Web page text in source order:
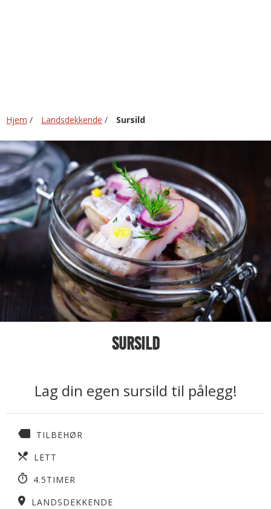
Hjem / Landsdekkende / Sursild
Sursild
Lag din egen sursild til pålegg!
TILBEHØR
LETT
4.5TIMER
LANDSDEKKENDE